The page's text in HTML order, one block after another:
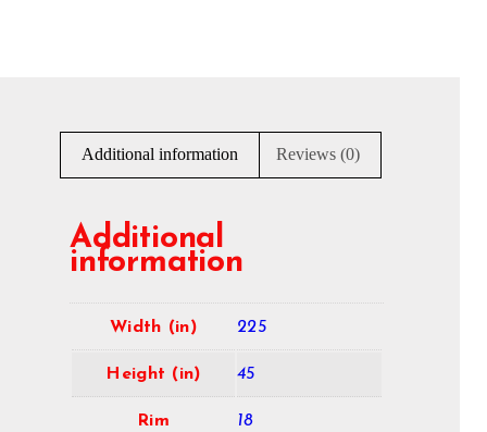
Additional information Reviews (0)
Additional
information
Width (in) 225
Height (in) 45
Rim 18